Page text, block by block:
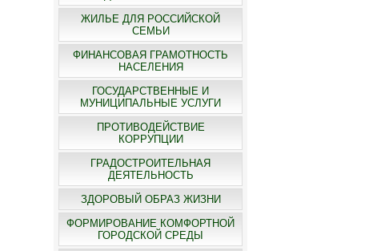
ЖИЛЬЕ ДЛЯ РОССИЙСКОЙ
СЕМЬИ
ФИНАНСОВАЯ ГРАМОТНОСТЬ
НАСЕЛЕНИЯ
ГОСУДАРСТВЕННЫЕ И
МУНИЦИПАЛЬНЫЕ УСЛУГИ
ПРОТИВОДЕЙСТВИЕ
КОРРУПЦИИ
ГРАДОСТРОИТЕЛЬНАЯ
ДЕЯТЕЛЬНОСТЬ
ЗДОРОВЫЙ ОБРАЗ ЖИЗНИ
ФОРМИРОВАНИЕ КОМФОРТНОЙ
ГОРОДСКОЙ СРЕДЫ